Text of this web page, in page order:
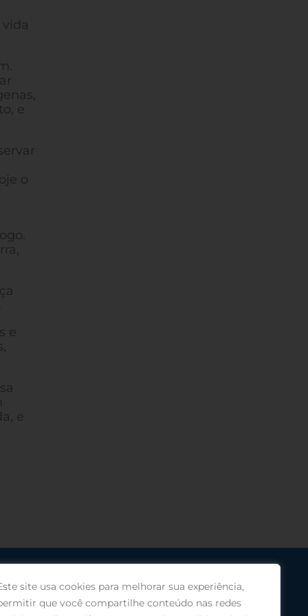
site usa cookies para melhorar sua experiência,
que você compartilhe conteúdo nas redes
e
o
e
e